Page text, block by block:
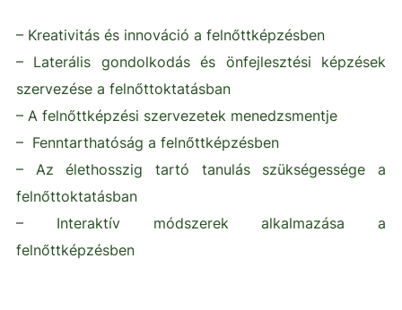
– Kreativitás és innováció a felnőttképzésben
– Laterális gondolkodás és önfejlesztési képzések
szervezése a felnőttoktatásban
– A felnőttképzési szervezetek menedzsmentje
– Fenntarthatóság a felnőttképzésben
– Az élethosszig tartó tanulás szükségessége a
felnőttoktatásban
– Interaktív módszerek alkalmazása a
felnőttképzésben